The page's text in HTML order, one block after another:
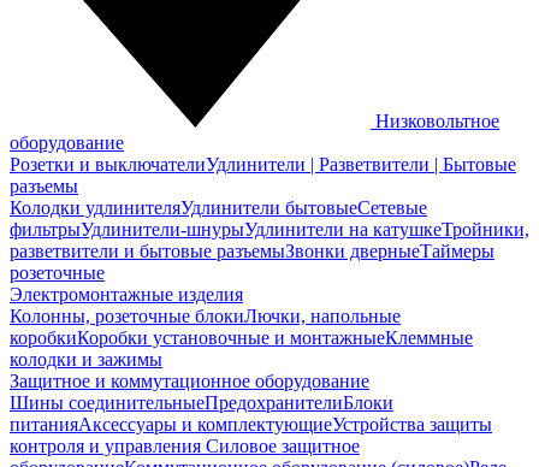
Низковольтное
оборудование
Розетки и выключателиУдлинители | Разветвители | Бытовые
разъемы
Колодки удлинителяУдлинители бытовыеСетевые
фильтрыУдлинители-шнурыУдлинители на катушкеТройники,
разветвители и бытовые разъемыЗвонки дверныеТаймеры
розеточные
Электромонтажные изделия
Колонны, розеточные блокиЛючки, напольные
коробкиКоробки установочные и монтажныеКлеммные
колодки и зажимы
Защитное и коммутационное оборудование
Шины соединительныеПредохранителиБлоки
питанияАксессуары и комплектующиеУстройства защиты
контроля и управления Силовое защитное